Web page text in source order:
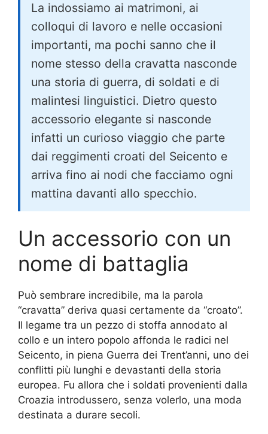
La indossiamo ai matrimoni, ai
colloqui di lavoro e nelle occasioni
importanti, ma pochi sanno che il
nome stesso della cravatta nasconde
una storia di guerra, di soldati e di
malintesi linguistici. Dietro questo
accessorio elegante si nasconde
infatti un curioso viaggio che parte
dai reggimenti croati del Seicento e
arriva fino ai nodi che facciamo ogni
mattina davanti allo specchio.
Un accessorio con un
nome di battaglia
Può sembrare incredibile, ma la parola
“cravatta” deriva quasi certamente da “croato”.
Il legame tra un pezzo di stoffa annodato al
collo e un intero popolo affonda le radici nel
Seicento, in piena Guerra dei Trent’anni, uno dei
conflitti più lunghi e devastanti della storia
europea. Fu allora che i soldati provenienti dalla
Croazia introdussero, senza volerlo, una moda
destinata a durare secoli.